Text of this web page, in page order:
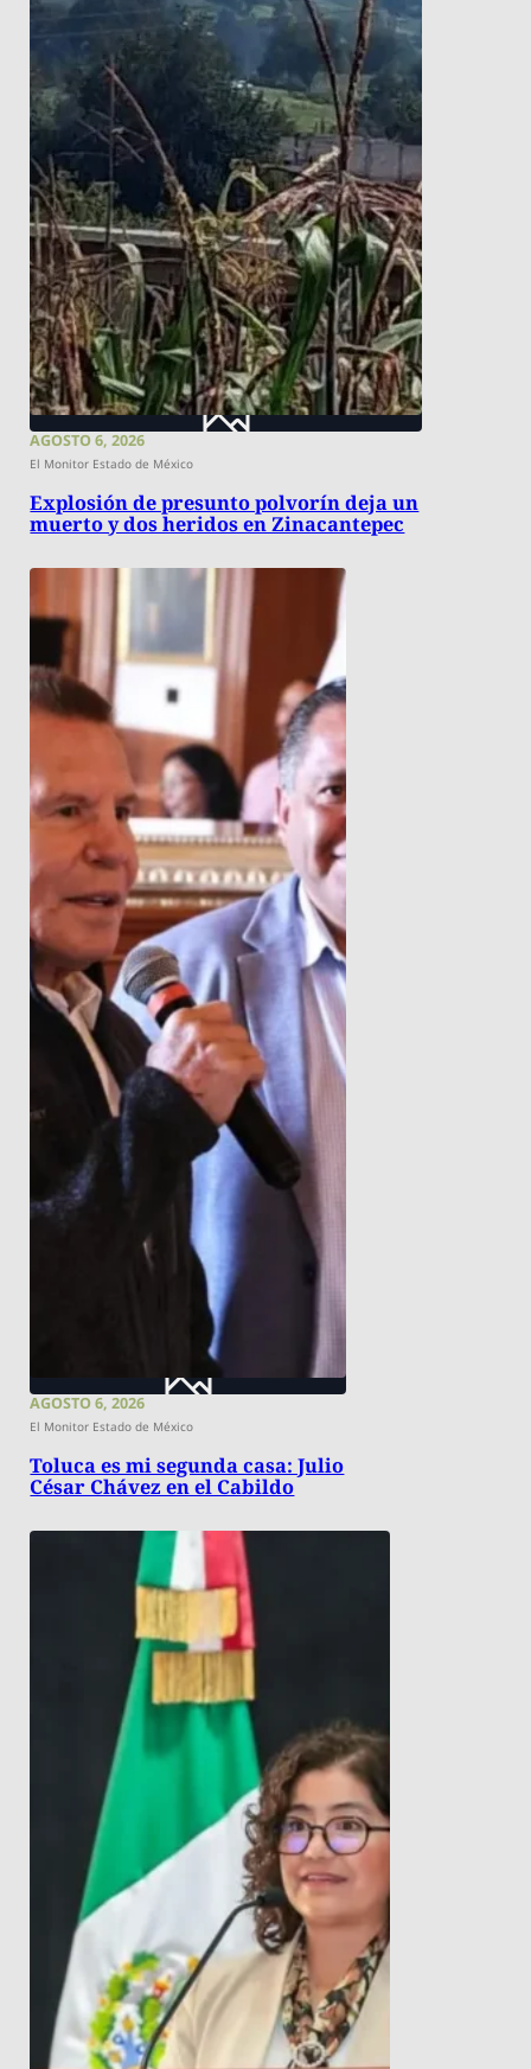
AGOSTO 6, 2026
El Monitor Estado de México
Explosión de presunto polvorín deja un
muerto y dos heridos en Zinacantepec
AGOSTO 6, 2026
El Monitor Estado de México
Toluca es mi segunda casa: Julio
César Chávez en el Cabildo